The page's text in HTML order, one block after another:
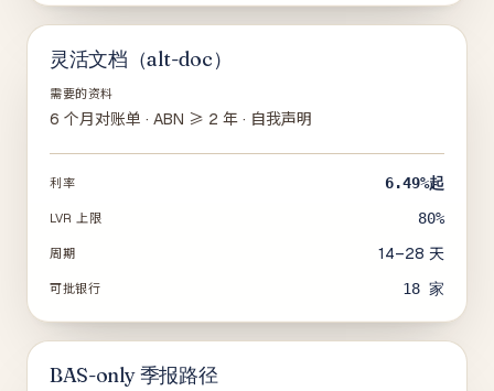
灵活文档（alt-doc）
需要的资料
6 个月对账单 · ABN ≥ 2 年 · 自我声明
利率 6.49%起
LVR 上限 80%
周期 14–28 天
可批银行 18 家
BAS-only 季报路径